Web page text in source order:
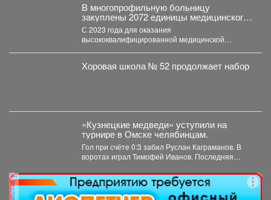
В многопрофильную больницу
закуплены 2072 единицы медицинского
оборудования на общую сумму 490,6
млн рублей.
С 2023 года для оказания
высококвалифицированной медицинской
Хоровая школа № 52 продолжает набор
«Кузнецкие медведи» уступили на
турнире в Омске челябинцам.
Гол при счёте 0:3 забил Руслан Каграманов. В
воротах играл Тимофей Иванов. Последняя
реклама